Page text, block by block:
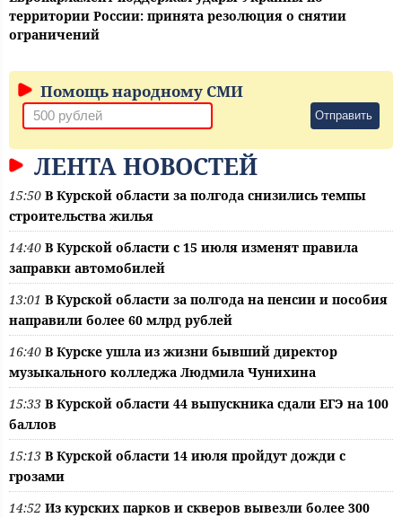
территории России: принята резолюция о снятии
ограничений
Помощь народному СМИ
Отправить
ЛЕНТА НОВОСТЕЙ
15:50 В Курской области за полгода снизились темпы
строительства жилья
14:40 В Курской области с 15 июля изменят правила
заправки автомобилей
13:01 В Курской области за полгода на пенсии и пособия
направили более 60 млрд рублей
16:40 В Курске ушла из жизни бывший директор
музыкального колледжа Людмила Чунихина
15:33 В Курской области 44 выпускника сдали ЕГЭ на 100
баллов
15:13 В Курской области 14 июля пройдут дожди с
грозами
14:52 Из курских парков и скверов вывезли более 300